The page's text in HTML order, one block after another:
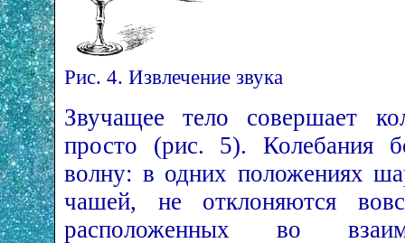
Рис. 4. Извлечение звука
Звучащее тело совершает
просто (рис. 5). Колебания
волну: в одних положениях
чашей, не отклоняются
расположенных во